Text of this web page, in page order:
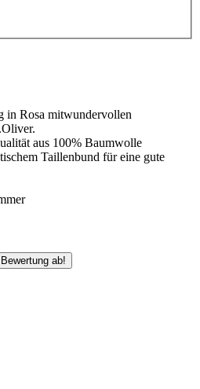
in Rosa mitwundervollen
aus 100% Baumwolle
Taillenbund für eine gute
ab!